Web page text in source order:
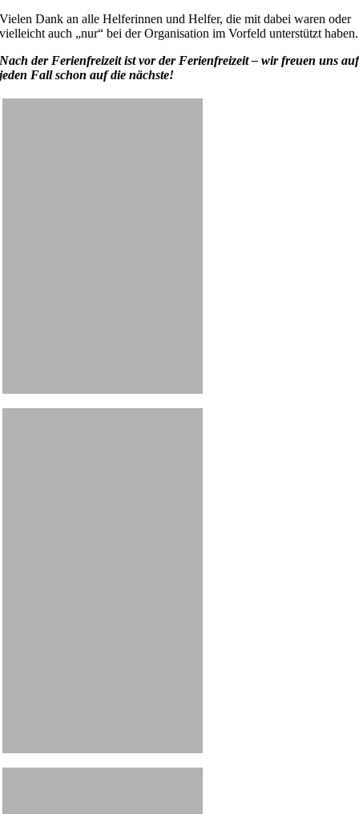
Vielen Dank an alle Helferinnen und Helfer, die mit dabei waren oder
vielleicht auch „nur“ bei der Organisation im Vorfeld unterstützt haben.
Nach der Ferienfreizeit ist vor der Ferienfreizeit – wir freuen uns auf
jeden Fall schon auf die nächste!